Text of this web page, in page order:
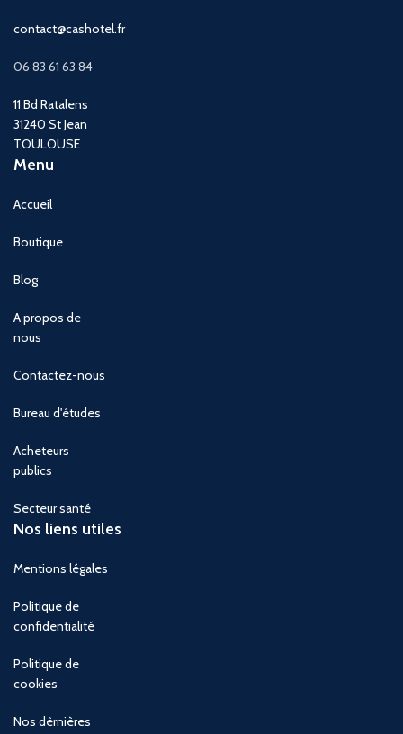
contact@cashotel.fr
06 83 61 63 84
11 Bd Ratalens
31240 St Jean
TOULOUSE
Menu
Accueil
Boutique
Blog
A propos de
nous
Contactez-nous
Bureau d'études
Acheteurs
publics
Secteur santé
Nos liens utiles
Mentions légales
Politique de
confidentialité
Politique de
cookies
Nos dèrnières